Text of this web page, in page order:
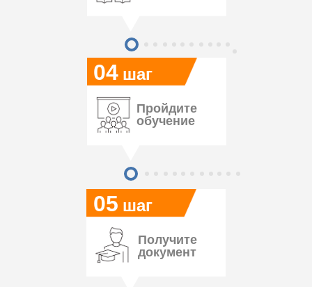
05
04 шаг
шаг
Пройдите
обучение
Получите
документ